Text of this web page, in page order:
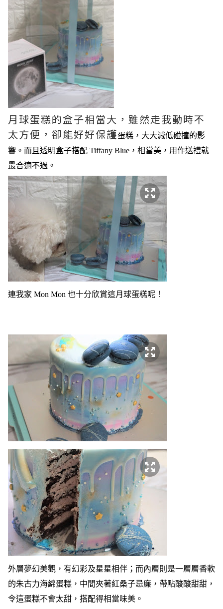
月球蛋糕的盒子相當大，雖然走我動時不
太方便，卻能好好保護蛋糕，大大減低碰撞的影
響 。而且透明盒子搭配 Tiffany Blue，相當美，用作送禮就
最合適不過。
連我家 Mon Mon 也十分欣賞這月球蛋糕呢！
外層夢幻美觀，有幻彩及星星相伴； 而內層則是一層層香軟
的朱古力海綿蛋糕，中間夾著紅桑子忌廉，帶點酸酸甜甜，
令這蛋糕不會太甜，搭配得相當味美。